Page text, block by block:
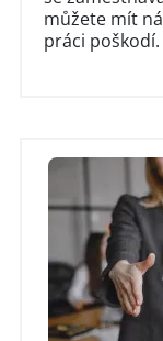
můžete mít
práci poškodí.